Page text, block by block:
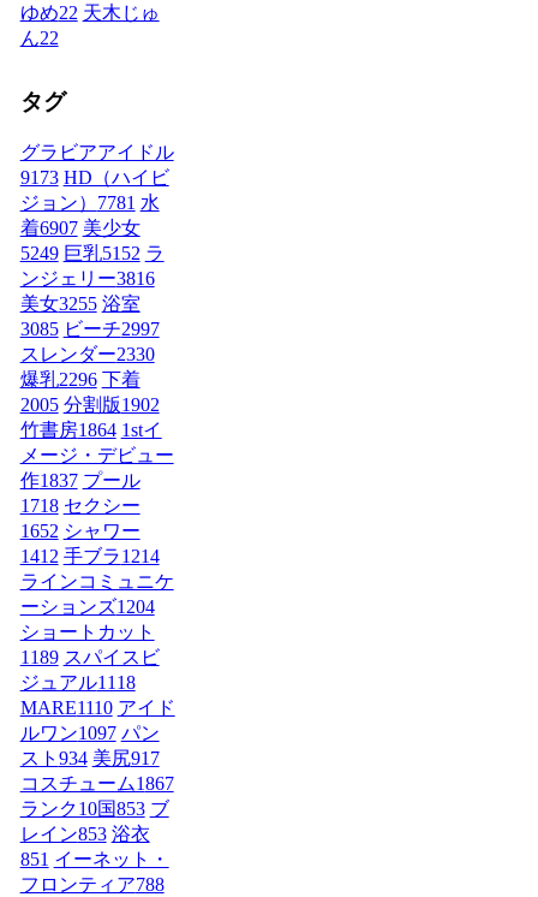
ゆめ22 天木じゅ
ん22
タグ
グラビアアイドル
9173 HD（ハイビ
ジョン） 7781 水
着6907 美少女
5249 巨乳5152 ラ
ンジェリー3816
美女3255 浴室
3085 ビーチ2997
スレンダー2330
爆乳2296 下着
2005 分割版1902
竹書房1864 1stイ
メージ・デビュー
作1837 プール
1718 セクシー
1652 シャワー
1412 手ブラ1214
ラインコミュニケ
ーションズ1204
ショートカット
1189 スパイスビ
ジュアル1118
MARE1110 アイド
ルワン1097 パン
スト 934 美尻917
コスチューム1867
ランク10国853 ブ
レイン853 浴衣
851 イーネット・
フロンティア788